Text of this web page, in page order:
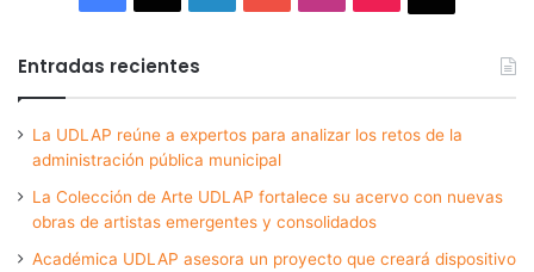
Entradas recientes
La UDLAP reúne a expertos para analizar los retos de la
administración pública municipal
La Colección de Arte UDLAP fortalece su acervo con nuevas
obras de artistas emergentes y consolidados
Académica UDLAP asesora un proyecto que creará dispositivo